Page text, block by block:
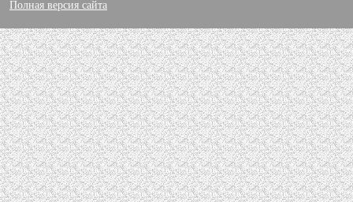
Полная версия сайта